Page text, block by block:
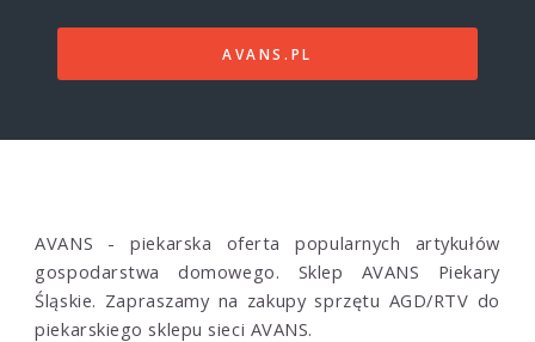
AVANS.PL
AVANS - piekarska oferta popularnych artykułów
gospodarstwa domowego. Sklep AVANS Piekary
Śląskie. Zapraszamy na zakupy sprzętu AGD/RTV do
piekarskiego sklepu sieci AVANS.